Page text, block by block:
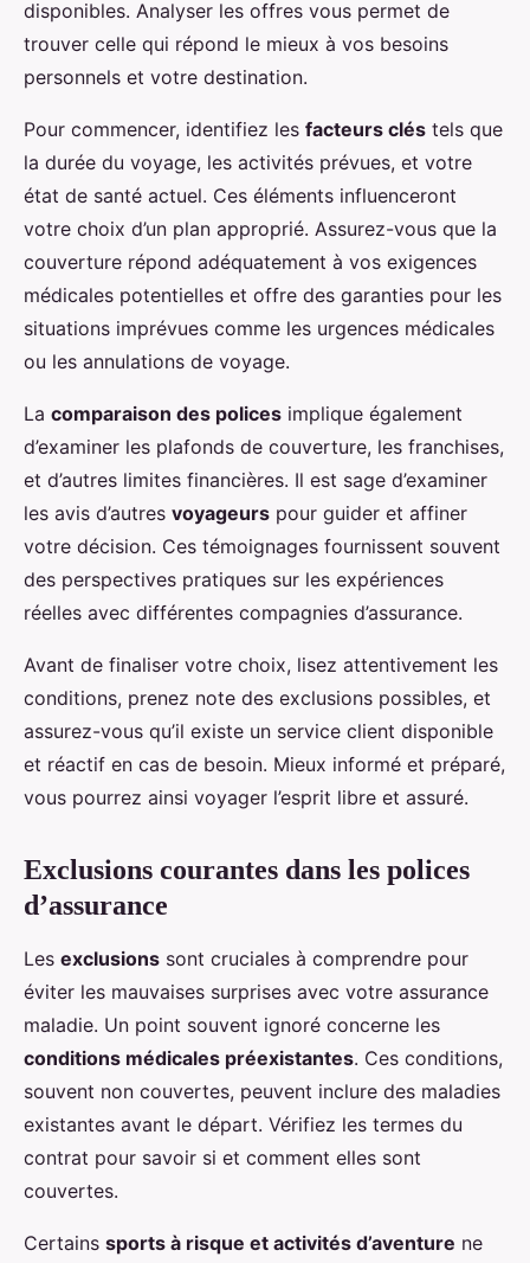
disponibles. Analyser les offres vous permet de
trouver celle qui répond le mieux à vos besoins
personnels et votre destination.
Pour commencer, identifiez les facteurs clés tels que
la durée du voyage, les activités prévues, et votre
état de santé actuel. Ces éléments influenceront
votre choix d’un plan approprié. Assurez-vous que la
couverture répond adéquatement à vos exigences
médicales potentielles et offre des garanties pour les
situations imprévues comme les urgences médicales
ou les annulations de voyage.
La comparaison des polices implique également
d’examiner les plafonds de couverture, les franchises,
et d’autres limites financières. Il est sage d’examiner
les avis d’autres voyageurs pour guider et affiner
votre décision. Ces témoignages fournissent souvent
des perspectives pratiques sur les expériences
réelles avec différentes compagnies d’assurance.
Avant de finaliser votre choix, lisez attentivement les
conditions, prenez note des exclusions possibles, et
assurez-vous qu’il existe un service client disponible
et réactif en cas de besoin. Mieux informé et préparé,
vous pourrez ainsi voyager l’esprit libre et assuré.
Exclusions courantes dans les polices
d’assurance
Les exclusions sont cruciales à comprendre pour
éviter les mauvaises surprises avec votre assurance
maladie. Un point souvent ignoré concerne les
conditions médicales préexistantes. Ces conditions,
souvent non couvertes, peuvent inclure des maladies
existantes avant le départ. Vérifiez les termes du
contrat pour savoir si et comment elles sont
couvertes.
Certains sports à risque et activités d’aventure ne